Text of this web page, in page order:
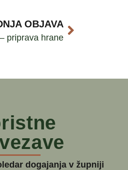
OBJAVA
priprava hrane
dogajanja v župniji